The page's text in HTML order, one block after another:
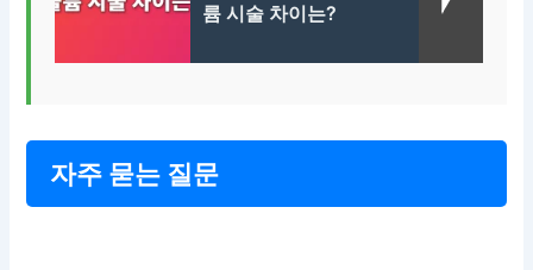
륨 시술 차이는?
자주 묻는 질문